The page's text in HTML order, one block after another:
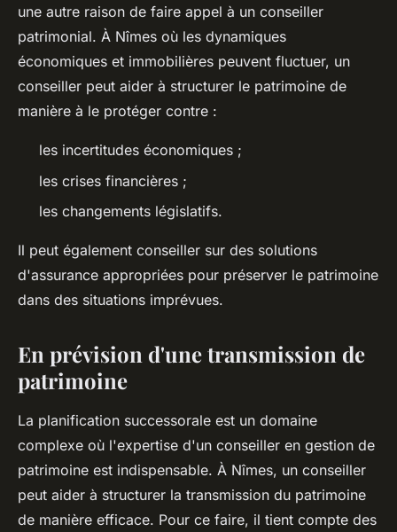
une autre raison de faire appel à un conseiller
patrimonial. À Nîmes où les dynamiques
économiques et immobilières peuvent fluctuer, un
conseiller peut aider à structurer le patrimoine de
manière à le protéger contre :
les incertitudes économiques ;
les crises financières ;
les changements législatifs.
Il peut également conseiller sur des solutions
d'assurance appropriées pour préserver le patrimoine
dans des situations imprévues.
En prévision d'une transmission de
patrimoine
La planification successorale est un domaine
complexe où l'expertise d'un conseiller en gestion de
patrimoine est indispensable. À Nîmes, un conseiller
peut aider à structurer la transmission du patrimoine
de manière efficace. Pour ce faire, il tient compte des